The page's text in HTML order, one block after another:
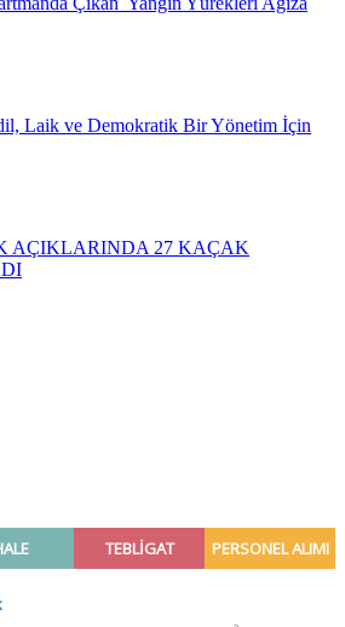
Laik ve Demokratik Bir Yönetim İçin
AÇIKLARINDA 27 KAÇAK